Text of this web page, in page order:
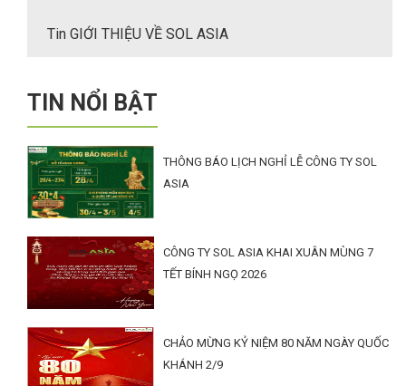
Tin GIỚI THIỆU VỀ SOL ASIA
TIN NỔI BẬT
THÔNG BÁO LỊCH NGHỈ LỄ CÔNG TY SOL
ASIA
CÔNG TY SOL ASIA KHAI XUÂN MÙNG 7
TẾT BÍNH NGỌ 2026
CHẢO MỪNG KỶ NIỆM 80 NĂM NGÀY QUỐC
KHÁNH 2/9